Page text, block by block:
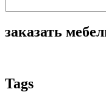
заказать
Tags